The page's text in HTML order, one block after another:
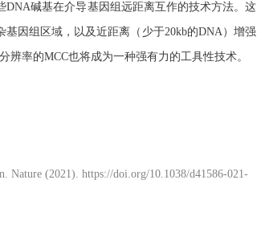
碱基在介导基因组远距离互作的技术方法。这
因组区域，以及近距离（少于20kb的DNA）增强
率的MCC也将成为一种强有力的工具性技术。
Nature (2021). https://doi.org/10.1038/d41586-021-